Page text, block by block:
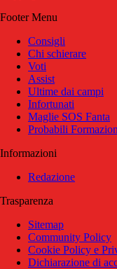
Footer Menu
Consigli
Chi schierare
Voti
Assist
Ultime dai campi
Infortunati
Maglie SOS Fanta
Probabili
Informazioni
Redazione
Trasparenza
Sitemap
Community Policy
Cookie Policy e
Dichiarazione di